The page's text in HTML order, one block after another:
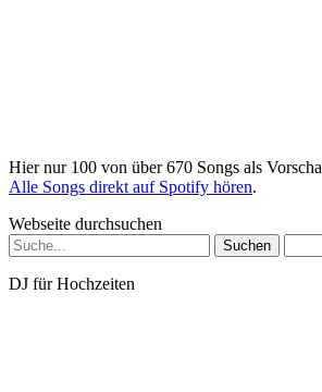
Hier nur 100 von über 670 Songs als
Alle Songs direkt auf Spotify hören.
Webseite durchsuchen
Suchen
nach:
DJ für Hochzeiten